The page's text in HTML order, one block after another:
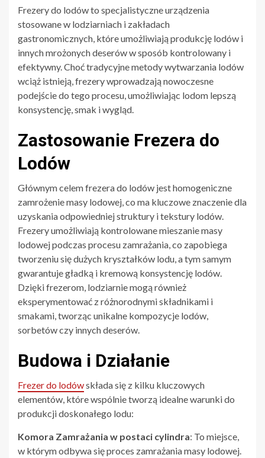
Frezery do lodów to specjalistyczne urządzenia
stosowane w lodziarniach i zakładach
gastronomicznych, które umożliwiają produkcję lodów i
innych mrożonych deserów w sposób kontrolowany i
efektywny. Choć tradycyjne metody wytwarzania lodów
wciąż istnieją, frezery wprowadzają nowoczesne
podejście do tego procesu, umożliwiając lodom lepszą
konsystencję, smak i wygląd.
Zastosowanie Frezera do
Lodów
Głównym celem frezera do lodów jest homogeniczne
zamrożenie masy lodowej, co ma kluczowe znaczenie dla
uzyskania odpowiedniej struktury i tekstury lodów.
Frezery umożliwiają kontrolowane mieszanie masy
lodowej podczas procesu zamrażania, co zapobiega
tworzeniu się dużych kryształków lodu, a tym samym
gwarantuje gładką i kremową konsystencję lodów.
Dzięki frezerom, lodziarnie mogą również
eksperymentować z różnorodnymi składnikami i
smakami, tworząc unikalne kompozycje lodów,
sorbetów czy innych deserów.
Budowa i Działanie
Frezer do lodówskłada się z kilku kluczowych
elementów, które wspólnie tworzą idealne warunki do
produkcji doskonałego lodu:
Komora Zamrażania w postaci cylindra: To miejsce,
w którym odbywa się proces zamrażania masy lodowej.